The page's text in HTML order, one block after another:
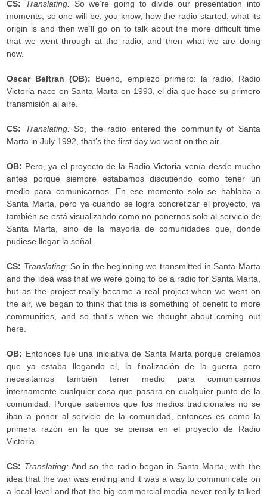
CS: Translating:So we’re going to divide our presentation into
moments, so one will be, you know, how the radio started, what its
origin is and then we’ll go on to talk about the more difficult time
that we went through at the radio, and then what we are doing
now.
Oscar Beltran (OB): Bueno, empiezo primero: la radio, Radio
Victoria nace en Santa Marta en 1993, el dia que hace su primero
transmisión al aire.
CS: Translating: So, the radio entered the community of Santa
Marta in July 1992, that’s the first day we went on the air.
OB: Pero, ya el proyecto de la Radio Victoria venía desde mucho
antes porque siempre estabamos discutiendo como tener un
medio para comunicarnos. En ese momento solo se hablaba a
Santa Marta, pero ya cuando se logra concretizar el proyecto, ya
también se está visualizando como no ponernos solo al servicio de
Santa Marta, sino de la mayoría de comunidades que, donde
pudiese llegar la señal.
CS: Translating:So in the beginning we transmitted in Santa Marta
and the idea was that we were going to be a radio for Santa Marta,
but as the project really became a real project when we went on
the air, we began to think that this is something of benefit to more
communities, and so that’s when we thought about coming out
here.
OB: Entonces fue una iniciativa de Santa Marta porque creíamos
que ya estaba llegando el, la finalización de la guerra pero
necesitamos también tener medio para comunicarnos
internamente cualquier cosa que pasara en cualquier punto de la
comunidad. Porque sabemos que los medios tradicionales no se
iban a poner al servicio de la comunidad, entonces es como la
primera razón en la que se piensa en el proyecto de Radio
Victoria.
CS: Translating:And so the radio began in Santa Marta, with the
idea that the war was ending and it was a way to communicate on
a local level and that the big commercial media never really talked